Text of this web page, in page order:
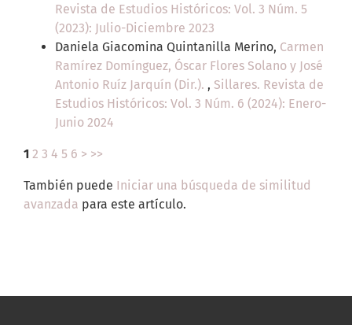
Revista de Estudios Históricos: Vol. 3 Núm. 5
(2023): Julio-Diciembre 2023
Daniela Giacomina Quintanilla Merino, Carmen
Ramírez Domínguez, Óscar Flores Solano y José
Antonio Ruíz Jarquín (Dir.). , Sillares. Revista de
Estudios Históricos: Vol. 3 Núm. 6 (2024): Enero-
Junio 2024
1 2 3 4 5 6 > >>
También puede Iniciar una búsqueda de similitud
avanzada para este artículo.